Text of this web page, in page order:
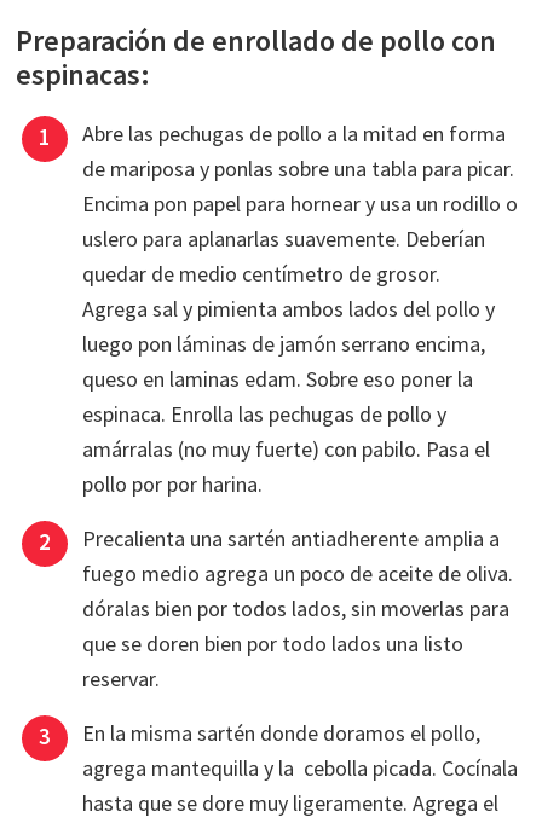
Preparación de enrollado de pollo con
espinacas:
Abre las pechugas de pollo a la mitad en forma
de mariposa y ponlas sobre una tabla para picar.
Encima pon papel para hornear y usa un rodillo o
uslero para aplanarlas suavemente. Deberían
quedar de medio centímetro de grosor.
Agrega sal y pimienta ambos lados del pollo y
luego pon láminas de jamón serrano encima,
queso en laminas edam. Sobre eso poner la
espinaca. Enrolla las pechugas de pollo y
amárralas (no muy fuerte) con pabilo. Pasa el
pollo por por harina.
Precalienta una sartén antiadherente amplia a
fuego medio agrega un poco de aceite de oliva.
dóralas bien por todos lados, sin moverlas para
que se doren bien por todo lados una listo
reservar.
En la misma sartén donde doramos el pollo,
agrega mantequilla y la cebolla picada. Cocínala
hasta que se dore muy ligeramente. Agrega el